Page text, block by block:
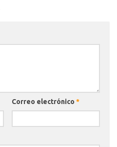
Correo electrónico *